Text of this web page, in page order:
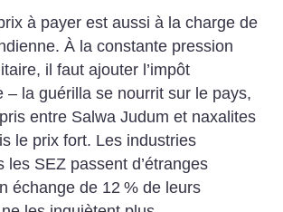
à payer est aussi à la charge de
À la constante pression
il faut ajouter l’impôt
– la guérilla se nourrit sur le pays,
entre Salwa Judum et naxalites
le prix fort. Les industries
les SEZ passent d’étranges
échange de 12 % de leurs